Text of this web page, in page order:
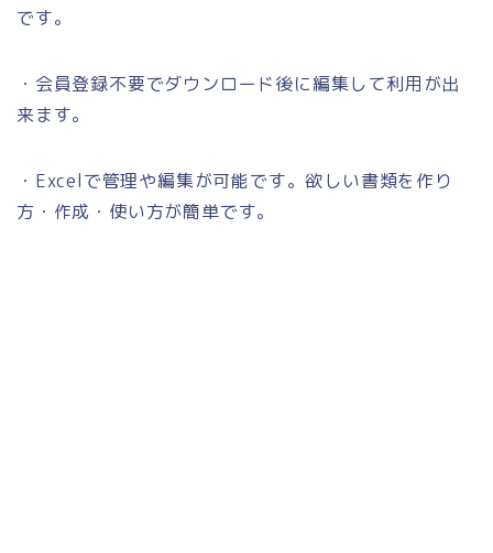
です。
・会員登録不要でダウンロード後に編集して利用が出
来ます。
・Excelで管理や編集が可能です。欲しい書類を作り
方・作成・使い方が簡単です。